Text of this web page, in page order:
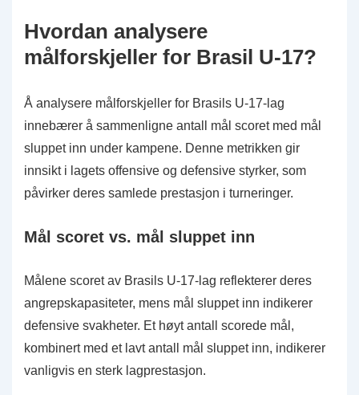
Hvordan analysere
målforskjeller for Brasil U-17?
Å analysere målforskjeller for Brasils U-17-lag
innebærer å sammenligne antall mål scoret med mål
sluppet inn under kampene. Denne metrikken gir
innsikt i lagets offensive og defensive styrker, som
påvirker deres samlede prestasjon i turneringer.
Mål scoret vs. mål sluppet inn
Målene scoret av Brasils U-17-lag reflekterer deres
angrepskapasiteter, mens mål sluppet inn indikerer
defensive svakheter. Et høyt antall scorede mål,
kombinert med et lavt antall mål sluppet inn, indikerer
vanligvis en sterk lagprestasjon.